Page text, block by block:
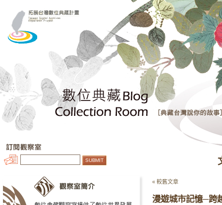
« 較舊文章
漫遊城市記憶─跨